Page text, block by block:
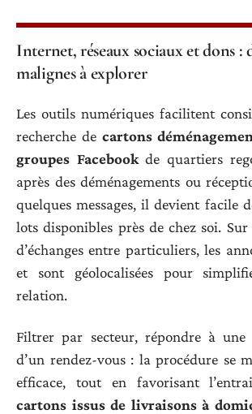
Internet, réseaux sociaux et dons :
malignes à explorer
Les outils numériques facilitent
recherche de cartons
groupes Facebookde quartiers
après des déménagements ou
quelques messages, il devient facile
lots disponibles près de chez soi.
d’échanges entre particuliers, les
et sont géolocalisées pour
relation.
Filtrer par secteur, répondre à une
d’un rendez-vous : la procédure se
efficace, tout en favorisant
cartons issus de livraisons à